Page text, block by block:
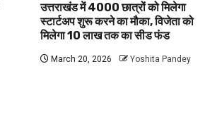
उत्तराखंड में 4000 छात्रों को मिलेगा
स्टार्टअप शुरू करने का मौका, विजेता को
मिलेगा 10 लाख तक का सीड फंड
March 20, 2026 Yoshita Pandey